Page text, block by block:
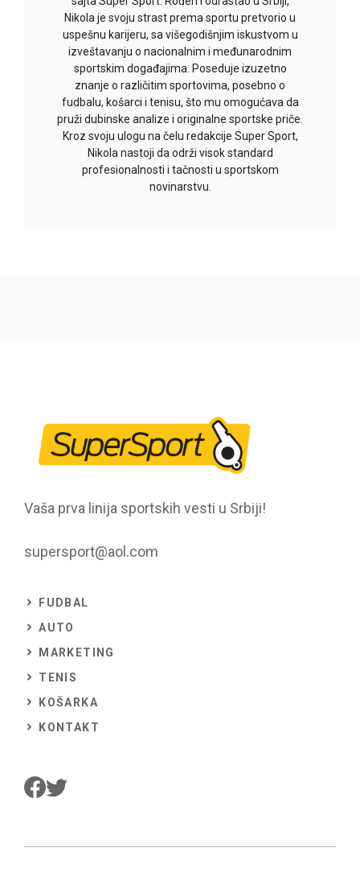
Nikola je svoju strast prema sportu pretvorio u
uspešnu karijeru, sa višegodišnjim iskustvom u
izveštavanju o nacionalnim i međunarodnim
sportskim događajima. Poseduje izuzetno
znanje o različitim sportovima, posebno o
fudbalu, košarci i tenisu, što mu omogućava da
pruži dubinske analize i originalne sportske priče.
Kroz svoju ulogu na čelu redakcije Super Sport,
Nikola nastoji da održi visok standard
profesionalnosti i tačnosti u sportskom
novinarstvu.
Vaša prva linija sportskih vesti u Srbiji!
supersport@aol.com
FUDBAL
AUTO
MARKETING
TENIS
KOŠARKA
KONTAKT